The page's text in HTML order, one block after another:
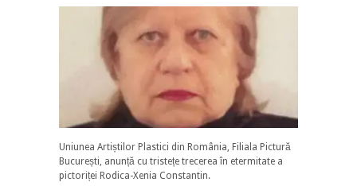
Uniunea Artiștilor Plastici din România, Filiala Pictură
București, anunță cu tristețe trecerea în etermitate a
pictoriței Rodica-Xenia Constantin.